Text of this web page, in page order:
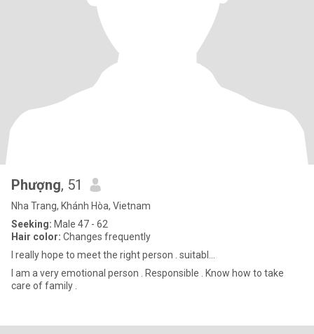
Phượng, 51
Nha Trang, Khánh Hòa, Vietnam
Seeking: Male 47 - 62
Hair color: Changes frequently
I really hope to meet the right person . suitabl...
I am a very emotional person . Responsible . Know how to take
care of family .